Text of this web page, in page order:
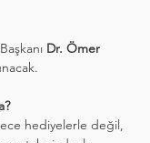
Dr. Ömer
hediyelerle değil,